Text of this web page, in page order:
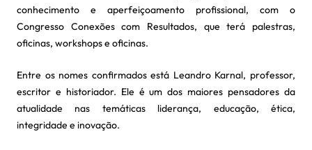
conhecimento e aperfeiçoamento profissional, com o
Congresso Conexões com Resultados, que terá palestras,
oficinas, workshops e oficinas.
Entre os nomes confirmados está Leandro Karnal, professor,
escritor e historiador. Ele é um dos maiores pensadores da
atualidade nas temáticas liderança, educação, ética,
integridade e inovação.